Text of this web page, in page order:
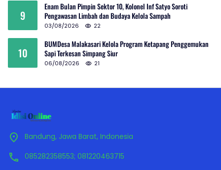
9
Enam Bulan Pimpin Sektor 10, Kolonel Inf Satyo Soroti
Pengawasan Limbah dan Budaya Kelola Sampah
03/08/2026 22
10
BUMDesa Malakasari Kelola Program Ketapang Penggemukan
Sapi Terkesan Simpang Siur
06/08/2026 21
Bandung, Jawa Barat, Indonesia
085282358553; 081220463715